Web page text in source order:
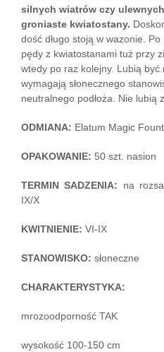
silnych wiatrów czy ulewnych
groniaste kwiatostany.
dość długo stoją w wazonie.
pędy z kwiatostanami tuż przy
wtedy po raz kolejny. Lubią być
wymagają słonecznego
neutralnego podłoża. Nie lubią
ODMIANA: Elatum Magic
OPAKOWANIE: 50 szt. nasion
TERMIN SADZENIA: na
IX/X
KWITNIENIE: VI-IX
STANOWISKO: słoneczne
CHARAKTERYSTYKA:
mrozoodporność TAK
wysokość 100-150 cm